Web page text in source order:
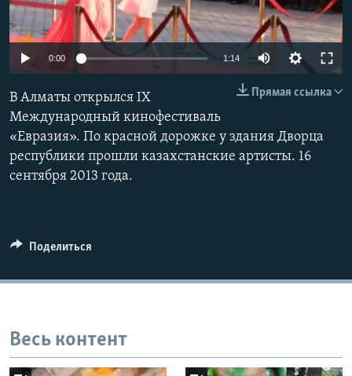
0:00 1:14
Прямая ссылка
В Алматы открылся IX
Международный кинофестиваль
«Евразия». По красной дорожке у здания Дворца
республики прошли казахстанские артисты. 16
сентября 2013 года.
Поделиться
Весь контент